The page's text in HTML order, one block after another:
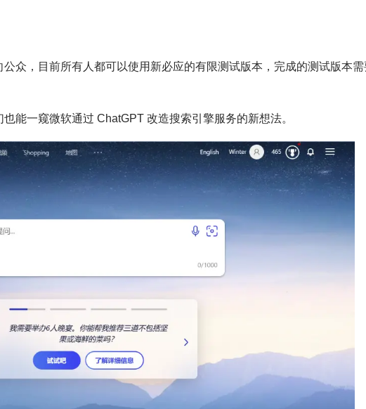
众，目前所有人都可以使用新必应的有限测试版本，完成的测试版本需
能一窥微软通过 ChatGPT 改造搜索引擎服务的新想法。